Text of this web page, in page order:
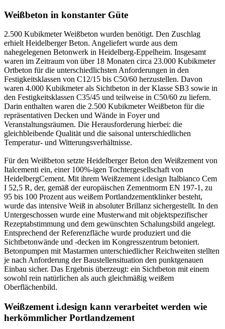
Weißbeton in konstanter Güte
2.500 Kubikmeter Weißbeton wurden benötigt. Den Zuschlag
erhielt Heidelberger Beton. Angeliefert wurde aus dem
nahegelegenen Betonwerk in Heidelberg-Eppelheim. Insgesamt
waren im Zeitraum von über 18 Monaten circa 23.000 Kubikmeter
Ortbeton für die unterschiedlichsten Anforderungen in den
Festigkeitsklassen von C12/15 bis C50/60 herzustellen. Davon
waren 4.000 Kubikmeter als Sichtbeton in der Klasse SB3 sowie in
den Festigkeitsklassen C35/45 und teilweise in C50/60 zu liefern.
Darin enthalten waren die 2.500 Kubikmeter Weißbeton für die
repräsentativen Decken und Wände in Foyer und
Veranstaltungsräumen. Die Herausforderung hierbei: die
gleichbleibende Qualität und die saisonal unterschiedlichen
Temperatur- und Witterungsverhältnisse.
Für den Weißbeton setzte Heidelberger Beton den Weißzement von
Italcementi ein, einer 100%-igen Tochtergesellschaft von
HeidelbergCement. Mit ihrem Weißzement i.design Italbianco Cem
I 52,5 R, der, gemäß der europäischen Zementnorm EN 197-1, zu
95 bis 100 Prozent aus weißem Portlandzementklinker besteht,
wurde das intensive Weiß in absoluter Brillanz sichergestellt. In den
Untergeschossen wurde eine Musterwand mit objektspezifischer
Rezeptabstimmung und dem gewünschten Schalungsbild angelegt.
Entsprechend der Referenzfläche wurde produziert und die
Sichtbetonwände und -decken im Kongresszentrum betoniert.
Betonpumpen mit Mastarmen unterschiedlicher Reichweiten stellten
je nach Anforderung der Baustellensituation den punktgenauen
Einbau sicher. Das Ergebnis überzeugt: ein Sichtbeton mit einem
sowohl rein natürlichen als auch gleichmäßig weißem
Oberflächenbild.
Weißzement i.design kann verarbeitet werden wie
herkömmlicher Portlandzement